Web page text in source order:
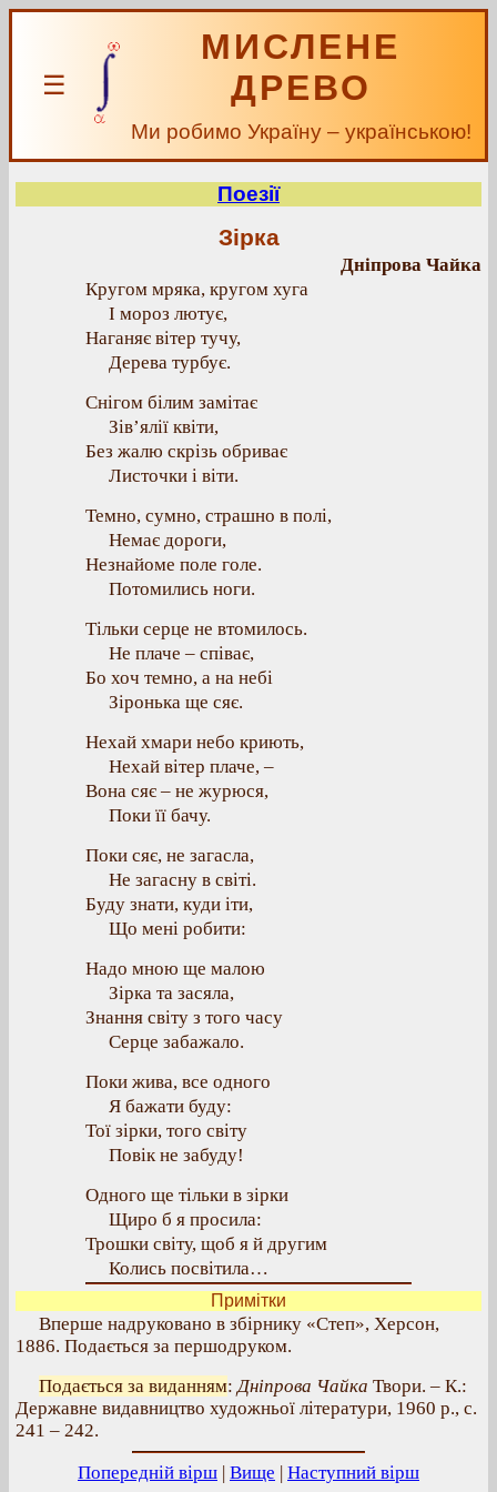
☰
МИСЛЕНЕ
ДРЕВО
Ми робимо Україну – українською!
Поезії
Зірка
Дніпрова Чайка
Кругом мряка, кругом хуга
І мороз лютує,
Наганяє вітер тучу,
Дерева турбує.
Снігом білим замітає
Зів’ялії квіти,
Без жалю скрізь обриває
Листочки і віти.
Темно, сумно, страшно в полі,
Немає дороги,
Незнайоме поле голе.
Потомились ноги.
Тільки серце не втомилось.
Не плаче – співає,
Бо хоч темно, а на небі
Зіронька ще сяє.
Нехай хмари небо криють,
Нехай вітер плаче, –
Вона сяє – не журюся,
Поки її бачу.
Поки сяє, не загасла,
Не загасну в світі.
Буду знати, куди іти,
Що мені робити:
Надо мною ще малою
Зірка та засяла,
Знання світу з того часу
Серце забажало.
Поки жива, все одного
Я бажати буду:
Тої зірки, того світу
Повік не забуду!
Одного ще тільки в зірки
Щиро б я просила:
Трошки світу, щоб я й другим
Колись посвітила…
Примітки
Вперше надруковано в збірнику «Степ», Херсон,
1886. Подається за першодруком.
Подається за виданням:Дніпрова Чайка Твори. – К.:
Державне видавництво художньої літератури, 1960 р., с.
241 – 242.
Попередній вірш | Вище | Наступний вірш